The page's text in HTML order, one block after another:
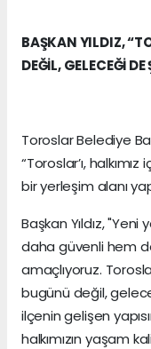
BAŞKAN YILDIZ,
DEĞİL, GELECEĞİ
Toroslar Belediye
“Toroslar’ı,
bir yerleşim alanı
Başkan Yıldız, "Yeni
daha güvenli hem
amaçlıyoruz.
bugünü değil,
ilçenin gelişen
halkımızın yaşam